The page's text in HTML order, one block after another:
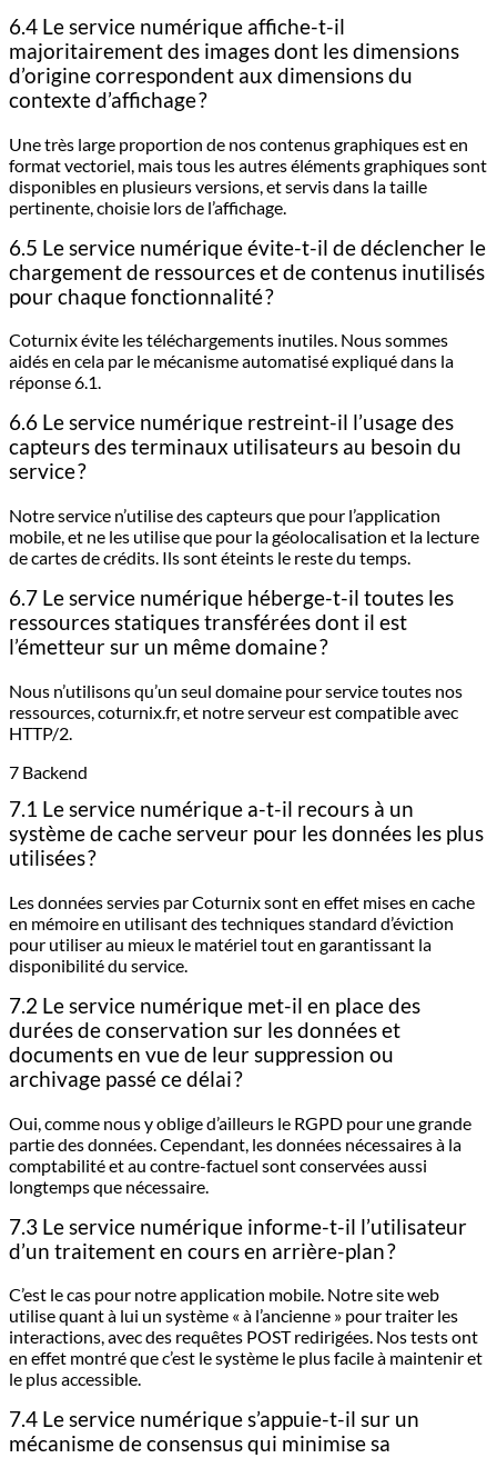
6.4 Le service numérique affiche-t-il
majoritairement des images dont les dimensions
d’origine correspondent aux dimensions du
contexte d’affichage ?
Une très large proportion de nos contenus graphiques est en
format vectoriel, mais tous les autres éléments graphiques sont
disponibles en plusieurs versions, et servis dans la taille
pertinente, choisie lors de l’affichage.
6.5 Le service numérique évite-t-il de déclencher le
chargement de ressources et de contenus inutilisés
pour chaque fonctionnalité ?
Coturnix évite les téléchargements inutiles. Nous sommes
aidés en cela par le mécanisme automatisé expliqué dans la
réponse 6.1.
6.6 Le service numérique restreint-il l’usage des
capteurs des terminaux utilisateurs au besoin du
service ?
Notre service n’utilise des capteurs que pour l’application
mobile, et ne les utilise que pour la géolocalisation et la lecture
de cartes de crédits. Ils sont éteints le reste du temps.
6.7 Le service numérique héberge-t-il toutes les
ressources statiques transférées dont il est
l’émetteur sur un même domaine ?
Nous n’utilisons qu’un seul domaine pour service toutes nos
ressources, coturnix.fr, et notre serveur est compatible avec
HTTP/2.
7 Backend
7.1 Le service numérique a-t-il recours à un
système de cache serveur pour les données les plus
utilisées ?
Les données servies par Coturnix sont en effet mises en cache
en mémoire en utilisant des techniques standard d’éviction
pour utiliser au mieux le matériel tout en garantissant la
disponibilité du service.
7.2 Le service numérique met-il en place des
durées de conservation sur les données et
documents en vue de leur suppression ou
archivage passé ce délai ?
Oui, comme nous y oblige d’ailleurs le RGPD pour une grande
partie des données. Cependant, les données nécessaires à la
comptabilité et au contre-factuel sont conservées aussi
longtemps que nécessaire.
7.3 Le service numérique informe-t-il l’utilisateur
d’un traitement en cours en arrière-plan ?
C’est le cas pour notre application mobile. Notre site web
utilise quant à lui un système « à l’ancienne » pour traiter les
interactions, avec des requêtes POST redirigées. Nos tests ont
en effet montré que c’est le système le plus facile à maintenir et
le plus accessible.
7.4 Le service numérique s’appuie-t-il sur un
mécanisme de consensus qui minimise sa